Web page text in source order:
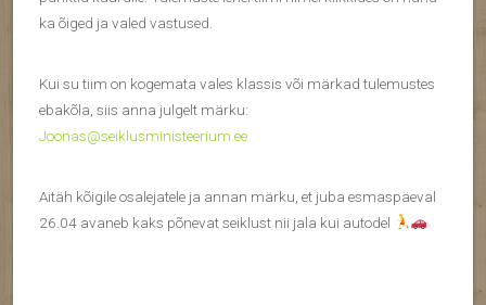
ka õiged ja valed vastused.
Kui su tiim on kogemata vales klassis või märkad tulemustes
ebakõla, siis anna julgelt märku:
Joonas@seiklusministeerium.ee
Aitäh kõigile osalejatele ja annan märku, et juba esmaspäeval
26.04 avaneb kaks põnevat seiklust nii jala kui autodel